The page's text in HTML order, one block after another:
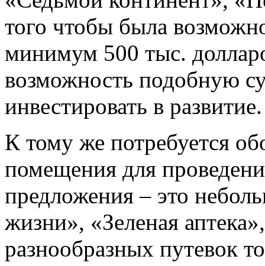
того чтобы была
минимум 500 тыс.
возможность подобную
инвестировать в развитие.
К тому же потребуется
помещения для
предложения – это
жизни», «Зеленая
разнообразных путевок